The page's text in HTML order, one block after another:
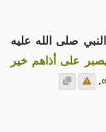
صلى الله عليه
على أذاهم خير
.